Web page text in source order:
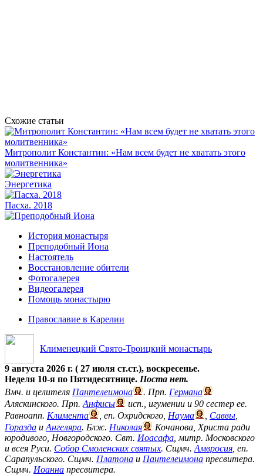
Схожие статьи
Митрополит Константин: «Нам всем будет не хватать этого
молитвенника»
Энергетика
Пасха. 2018
История монастыря
Преподобный Иона
Настоятель
Восстановление обители
Фотогалерея
Видеогалерея
Помощь монастырю
Православие в Карелии
Клименецкий Свято-Троицкий монастырь
9 августа 2026 г. ( 27 июля ст.ст.), воскресенье.
Неделя 10-я по Пятидесятнице. Поста нет.
Вмч. и целителя Пантелеимона . Прп. Германа
Аляскинского. Прп. Анфисы
исп., игумении и 90 сестер ее.
Равноапп. Климента , еп. Охридского, Наума Саввы
Горазда и Ангеляра. Блж. Николая
Кочанова, Христа ради
юродивого, Новгородского. Свт. Иоасафа , митр. Московского
и всея Руси. Собор Смоленских святых. Сщмч. Амвросия , еп.
Сарапульского. Сщмч. Платона и Пантелеимона пресвитера.
Сщмч. Иоанна пресвитера.